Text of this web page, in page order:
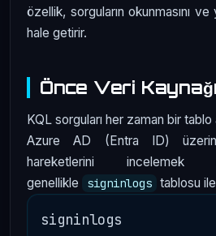
özellik, sorguların okunmasını ve
hale getirir.
Önce Veri Kaynağı
KQL sorguları her zaman bir tablo
Azure AD (Entra ID)
hareketlerini incelemek
genellikle
signinlogs tablosu